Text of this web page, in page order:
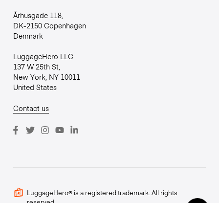
Århusgade 118,
DK-2150 Copenhagen
Denmark
LuggageHero LLC
137 W 25th St,
New York, NY 10011
United States
Contact us
LuggageHero® is a registered trademark. All rights